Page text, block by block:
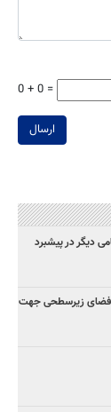
0 + 0 =
ارسال
دیگر در پیشبرد
فضای زیرسطحی جهت